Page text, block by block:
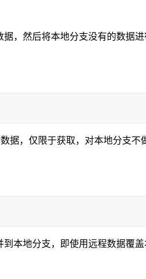
，然后将本地分支没有的数据进
据，仅限于获取，对本地分支不
本地分支，即使用远程数据覆盖